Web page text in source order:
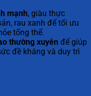
mạnh, giàu thực
rau xanh để tối ưu
tổng thể.
thường xuyên để giúp
đề kháng và duy trì